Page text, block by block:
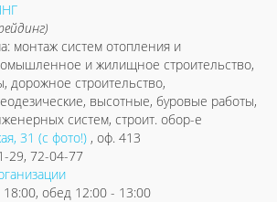
монтаж систем отопления и
и жилищное строительство,
дорожное строительство,
высотные, буровые работы,
систем, строит. обор-е
31 (с фото!) , оф. 413
29, 72-04-77
обед 12:00 - 13:00